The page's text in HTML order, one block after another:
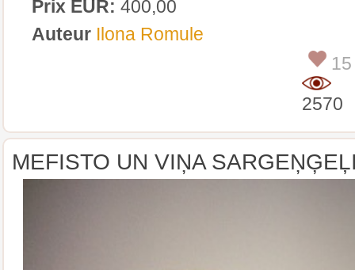
Prix EUR: 400,00
Auteur Ilona Romule
15
2570